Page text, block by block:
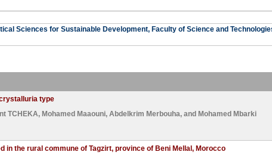
Sciences for Sustainable Development, Faculty of Science and
type
TCHEKA, Mohamed Maaouni, Abdelkrim Merbouha, and Mohamed Mbarki
in the rural commune of Tagzirt, province of Beni Mellal, Morocco